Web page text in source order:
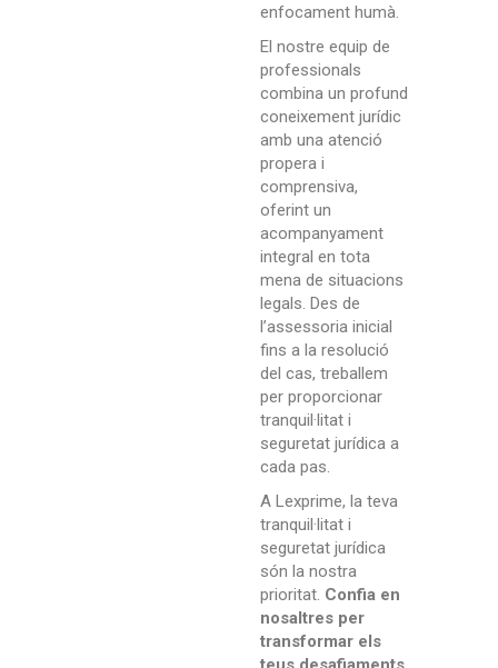
enfocament humà.
El nostre equip de
professionals
combina un profund
coneixement jurídic
amb una atenció
propera i
comprensiva,
oferint un
acompanyament
integral en tota
mena de situacions
legals. Des de
l’assessoria inicial
fins a la resolució
del cas, treballem
per proporcionar
tranquil·litat i
seguretat jurídica a
cada pas.
A Lexprime, la teva
tranquil·litat i
seguretat jurídica
són la nostra
prioritat. Confia en
nosaltres per
transformar els